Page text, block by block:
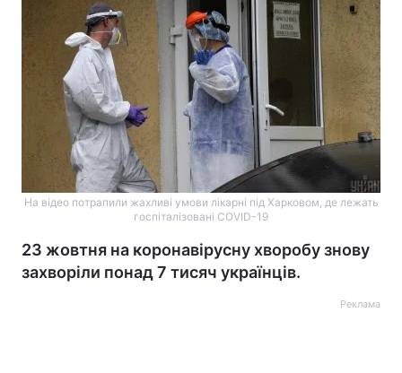
На відео потрапили жахливі умови лікарні під Харковом, де лежать
госпіталізовані COVID-19
23 жовтня на коронавірусну хворобу знову
захворіли понад 7 тисяч українців.
Реклама